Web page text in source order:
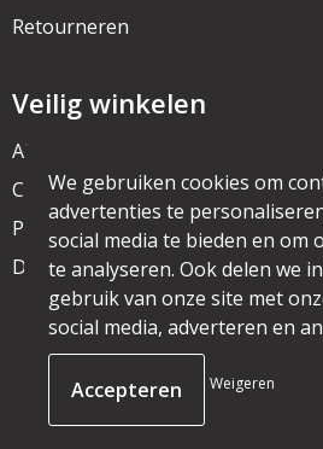
Retourneren
Veilig winkelen
Algemene voorwaarden
Cookieverklaring
Privacyverklaring
Disclaimer
© Copyright
We gebruiken cookies om
advertenties te
social media te bieden en om
te analyseren. Ook delen we
gebruik van onze site met
social media, adverteren en
Weigeren